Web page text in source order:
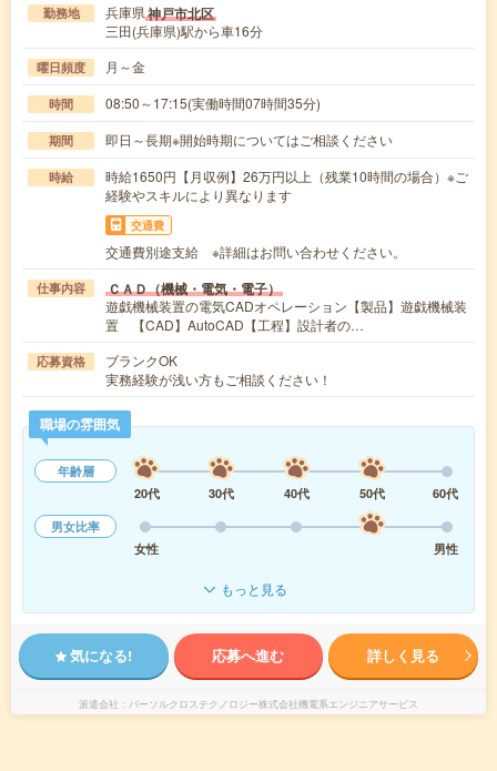
勤務地 兵庫県神戸市北区
三田(兵庫県)駅から車16分
曜日頻度 月～金
時間 08:50～17:15(実働時間07時間35分)
期間 即日～長期※開始時期についてはご相談ください
時給
時給1650円【月収例】26万円以上（残業10時間の場合）※ご
経験やスキルにより異なります
交通費
交通費別途支給 ※詳細はお問い合わせください。
仕事内容 ＣＡＤ（機械・電気・電子）
遊戯機械装置の電気CADオペレーション【製品】遊戯機械装
置 【CAD】AutoCAD【工程】設計者の…
応募資格
ブランクOK
実務経験が浅い方もご相談ください！
職場の雰囲気
年齢層
20代
30代 40代 50代
60代
男女比率
女性
男性
もっと見る
気になる! 応募へ進む 詳しく見る
派遣会社 パーソルクロステクノロジー株式会社機電系エンジニアサービス